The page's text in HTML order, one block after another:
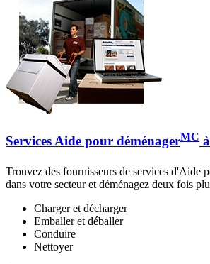
Services Aide pour déménagerMC
Trouvez des fournisseurs de services d'Aide
dans votre secteur et déménagez deux fois
Charger et décharger
Emballer et déballer
Conduire
Nettoyer